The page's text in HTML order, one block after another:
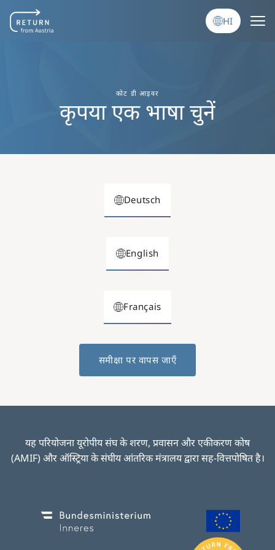
HI
कोट डी आइवर
कृपया एक भाषा चुनें
Deutsch
English
Français
समीक्षा पर वापस जाएँ
यह परियोजना यूरोपीय संघ के शरण, प्रवासन और एकीकरण कोष
(AMIF) और ऑस्ट्रिया के संघीय आंतरिक मंत्रालय द्वारा सह-वित्तपोषित है।
Image Image